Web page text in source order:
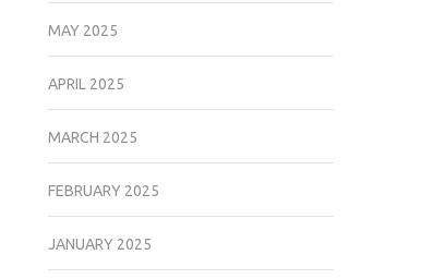
MAY 2025
APRIL 2025
MARCH 2025
FEBRUARY 2025
JANUARY 2025